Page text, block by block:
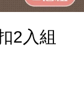
2入組